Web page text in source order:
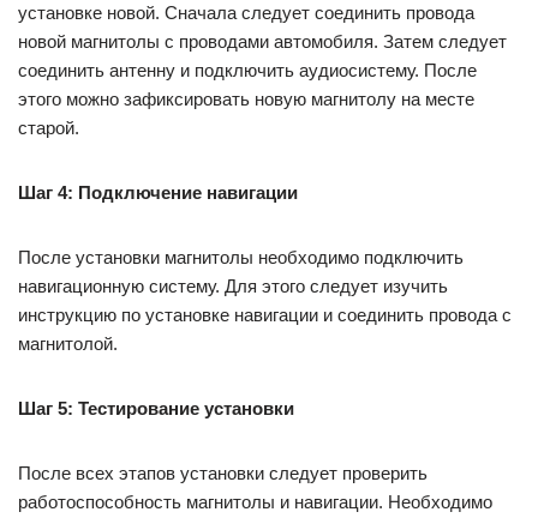
установке новой. Сначала следует соединить провода
новой магнитолы с проводами автомобиля. Затем следует
соединить антенну и подключить аудиосистему. После
этого можно зафиксировать новую магнитолу на месте
старой.
Шаг 4: Подключение навигации
После установки магнитолы необходимо подключить
навигационную систему. Для этого следует изучить
инструкцию по установке навигации и соединить провода с
магнитолой.
Шаг 5: Тестирование установки
После всех этапов установки следует проверить
работоспособность магнитолы и навигации. Необходимо